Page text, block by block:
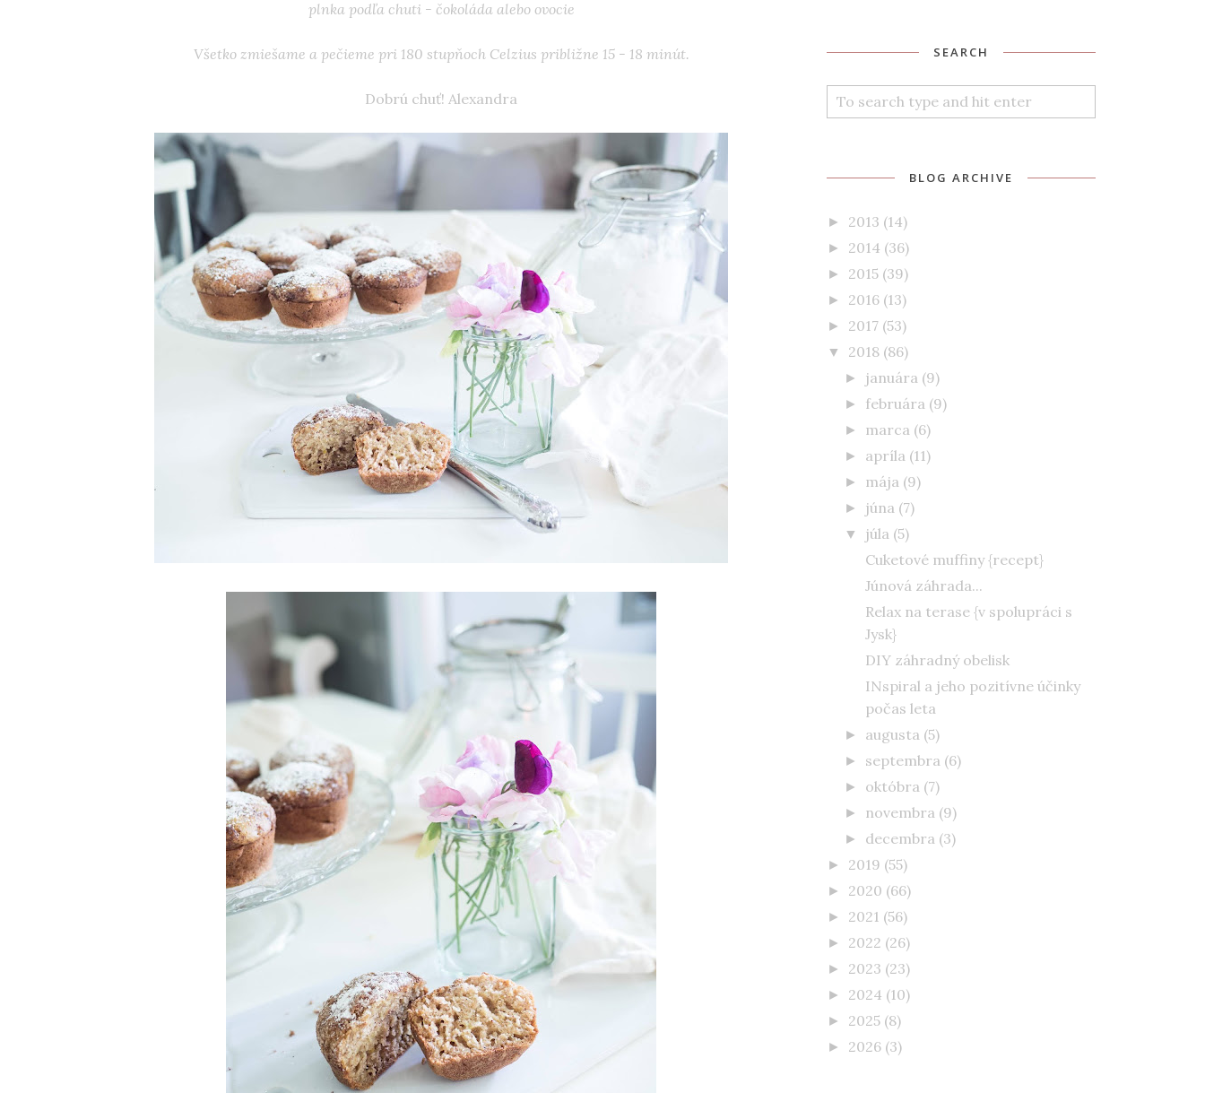
plnka podľa chuti - čokoláda alebo ovocie
Všetko zmiešame a pečieme pri 180 stupňoch Celzius približne 15 - 18 minút.
Dobrú chuť! Alexandra
SEARCH
BLOG ARCHIVE
► 2013 (14)
► 2014 (36)
► 2015 (39)
► 2016 (13)
► 2017 (53)
▼ 2018 (86)
► januára (9)
► februára (9)
► marca (6)
► apríla (11)
► mája (9)
► júna (7)
▼ júla (5)
Cuketové muffiny {recept}
Júnová záhrada...
Relax na terase {v spolupráci s
Jysk}
DIY záhradný obelisk
INspiral a jeho pozitívne účinky
počas leta
► augusta (5)
► septembra (6)
► októbra (7)
► novembra (9)
► decembra (3)
► 2019 (55)
► 2020 (66)
► 2021 (56)
► 2022 (26)
► 2023 (23)
► 2024 (10)
► 2025 (8)
► 2026 (3)